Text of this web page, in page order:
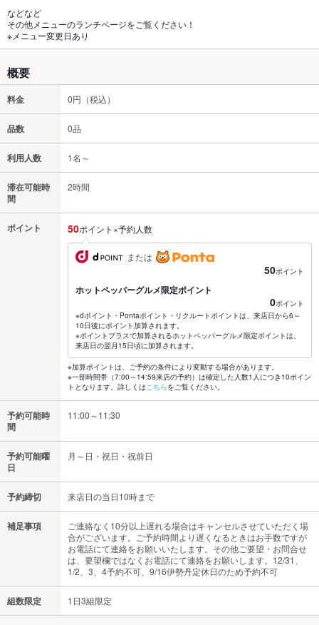
などなど
その他メニューのランチページをご覧ください！
※メニュー変更日あり
概要
料金 0円（税込）
品数 0品
利用人数 1名～
滞在可能時
間
2時間
ポイント 50ポイント×予約人数
または
50ポイント
ホットペッパーグルメ限定ポイント
0ポイント
※dポイント・Pontaポイント・リクルートポイントは、来店日から6～
10日後にポイント加算されます。
※ポイントプラスで加算されるホットペッパーグルメ限定ポイントは、
来店日の翌月15日頃に加算されます。
※加算ポイントは、ご予約の条件により変動する場合があります。
※一部時間帯（7:00～14:59来店の予約）は確定した人数1人につき10ポイン
トとなります。詳しくはこちらをご覧ください。
予約可能時
間
11:00～11:30
予約可能曜
日
月～日・祝日・祝前日
予約締切 来店日の当日10時まで
補足事項
ご連絡なく10分以上遅れる場合はキャンセルさせていただく場
合がございます。ご予約時間より遅くなるときはお手数ですが
お電話にて連絡をお願いいたします。その他ご要望・お問合せ
は、要望欄ではなくお電話にて連絡をお願いします。12/31、
1/2、3、4予約不可、9/16伊勢丹定休日のため予約不可
組数限定 1日3組限定